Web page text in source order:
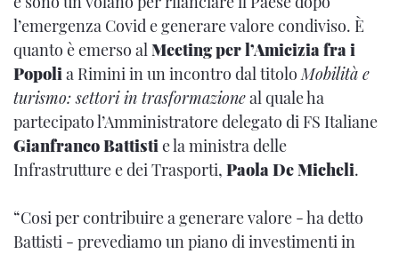
l’emergenza Covid e generare valore condiviso. È
quanto è emerso alMeeting per l’Amicizia fra i
Popolia Riminiin un incontro dal titoloMobilità e
turismo: settori in trasformazioneal quale ha
partecipato l’Amministratore delegato di FS Italiane
Gianfranco Battistie la ministra delle
Infrastrutture e dei Trasporti, Paola De Micheli.
“Cosi per contribuire a generare valore - ha detto
Battisti - prevediamo un piano di investimenti in